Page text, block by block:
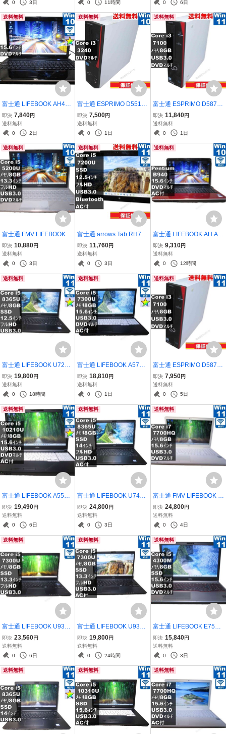
0 3日 0 11時間 0 6日
送料無料
富士通 LIFEBOOK AH40/
D【AMD E-350 1.6GHz】
【Windows10 Home】
MS 365 Office Web／充電
保証 [95531]
即決 7,840円
送料無料
0
2日
送料無料
富士通 ESPRIMO D551/G
X【Core i3 3240】 【Wi
ndows10 Pro】MS 365 Of
fice Web／スリム型／長
即決 7,500円
送料無料
0
1日
送料無料
富士通 ESPRIMO D587/S
X【Core i3 7100】 【Wi
ndows11 Home】MS 365
Office Web／スリム型／U
即決 11,840円
送料無料
0
1日
送料無料
富士通 FMV LIFEBOOK S
H75/T【Core i5 5200U】
【Windows10 Home】
／充電可／Wi-Fi／長期保
即決 10,880円
送料無料
0
3日
送料無料
富士通 arrows Tab RH77/
B1【SSD搭載】 Core i5
7200U 【Windows11 H
ome】 ／充電可／Wi-Fi／
即決 11,760円
送料無料
0
3日
送料無料
富士通 LIFEBOOK AH AH
42/D【Pentium B940 2.0
GHz】 【Windows10 H
ome】MS 365 Office Web
[96526]
即決 9,310円
送料無料
0
12時間
送料無料
富士通 LIFEBOOK U729/
A【M.2 SSD搭載】 Cor
e i5 8365U 【Windows1
1 Pro】 ／充電可／Wi-Fi
即決 19,800円
送料無料
0
18時間
送料無料
富士通 LIFEBOOK A577/
RX【Core i5 7300U】
【Windows11 Pro】MS 3
65 Office Web／Wi-Fi／U
／長期保証 [96539]
即決 18,810円
送料無料
0
1日
送料無料
富士通 ESPRIMO D587/S
X FMVD3300PP【Core i3
7100】 【Windows11 H
ome】MS 365 Office Web
期保証 [95405]
即決 7,950円
送料無料
0
5日
送料無料
富士通 LIFEBOOK A5510/
FX【Core i5 10210U】
【Windows11 Pro】 ／充
電可／Wi-Fi／長期保証 [9
即決 19,490円
送料無料
0
6日
送料無料
富士通 LIFEBOOK U749/
A【M.2 SSD搭載】 Cor
e i5 8365U 【Windows1
1 Pro】 ／充電可／Wi-Fi
即決 24,800円
送料無料
0
3日
送料無料
富士通 FMV LIFEBOOK A
H50/C2【大容量HDD搭
載】 Core i7 7700HQ
【Windows11 Home】 ／
[96757]
即決 24,800円
送料無料
0
4日
送料無料
富士通 LIFEBOOK U937/
P【M.2 SSD搭載】 Cor
e i5 7300U 【Windows1
1 Pro】MS 365 Office We
I／長期保証 [96653]
即決 23,560円
送料無料
0
6日
送料無料
富士通 LIFEBOOK U938/
S【SSD搭載】 Core i5
7300U 【Windows11 Pr
o】MS 365 Office Web／
長期保証 [96863]
即決 19,800円
送料無料
0
24時間
送料無料
富士通 LIFEBOOK E754/
H【SSD搭載】 Core i5
4300M 【Windows11 H
ome】MS 365 Office Web
保証 [95431]
即決 15,840円
送料無料
0
3日
送料無料 送料無料 送料無料